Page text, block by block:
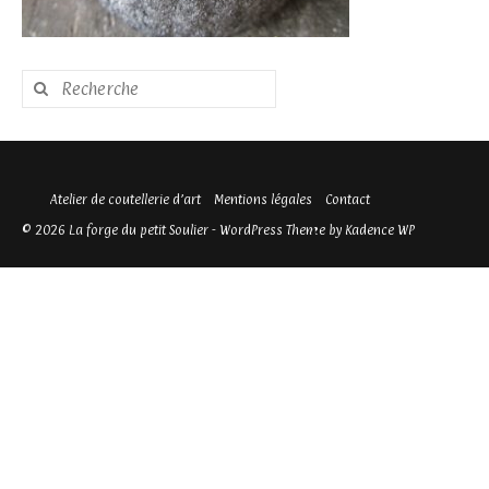
Rechercher
:
Atelier de coutellerie d’art Mentions légales
Contact
© 2026 La forge du petit Soulier - WordPress Theme by Kadence WP